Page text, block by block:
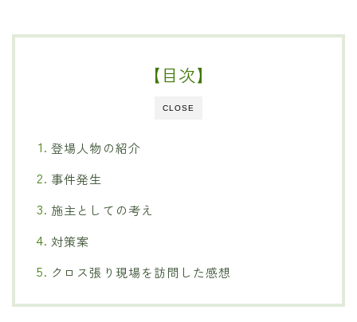
CLOSE
【目次】
登場人物の紹介
事件発生
施主としての考え
対策案
クロス張り現場を訪問した感想